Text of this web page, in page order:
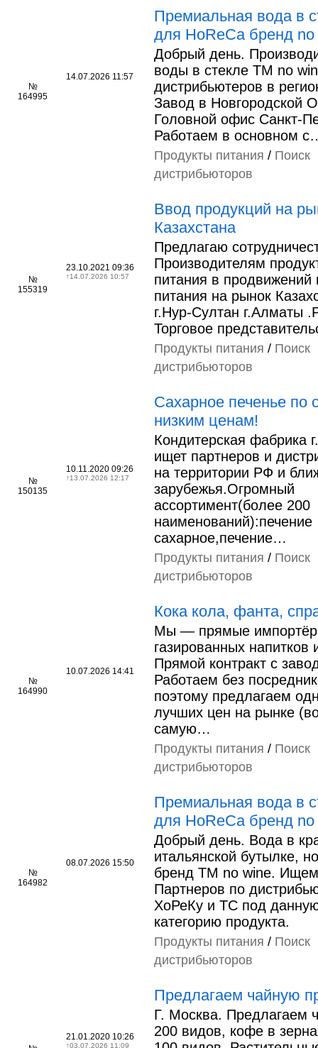
№
164995
14.07.2026 11:57
Премиальная вода в
для HoReCa бренд no
Добрый день.
воды в стекле ТМ no
дистрибьютеров в
Завод в Новгородской
Головной офис Санкт-
Работаем в основном
Продукты питания / Поиск
дистрибьюторов
№
155319
23.10.2021 09:36
↑14.07.2026 10:57
Ввод продукций на
Казахстана
Предлагаю
Производителям
питания в продвижений
питания на рынок
г.Нур-Султан г.Алматы
Торговое
Продукты питания / Поиск
дистрибьюторов
№
150135
10.11.2020 09:26
↑13.07.2026 12:17
Сахарное печенье по
низким ценам!
Кондитерская фабрика
ищет партнеров и
на территории РФ и
зарубежья.Огромный
ассортимент(более 200
наименований):печение
сахарное,печение…
Продукты питания / Поиск
дистрибьюторов
№
164990
10.07.2026 14:41
Кока кола, фанта,
Мы — прямые
газированных напитков
Прямой контракт с
Работаем без
поэтому предлагаем
лучших цен на рынке
самую…
Продукты питания / Поиск
дистрибьюторов
№
164982
08.07.2026 15:50
Премиальная вода в
для HoReCa бренд no
Добрый день. Вода в
итальянской бутылке,
бренд ТМ no wine. Ищем
Партнеров по
ХоРеКу и ТС под
категорию продукта.
Продукты питания / Поиск
дистрибьюторов
21.01.2020 10:26
↑03.07.2026 11:09
Предлагаем чайную
Г. Москва. Предлагаем
200 видов, кофе в